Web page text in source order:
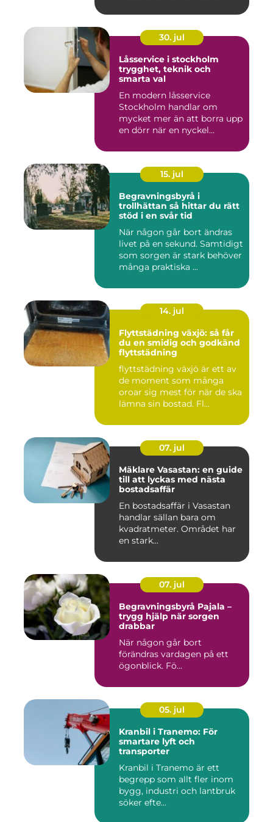
30. jul
Låsservice i stockholm
trygghet, teknik och
smarta val
En modern låsservice
Stockholm handlar om
mycket mer än att borra upp
en dörr när en nyckel
15. jul
Begravningsbyrå i
trollhättan så hittar du rätt
stöd i en svår tid
När någon går bort ändras
livet på en sekund. Samtidigt
som sorgen är stark behöver
många praktiska ...
14. jul
Flyttstädning växjö: så får
du en smidig och godkänd
flyttstädning
flyttstädning växjö är ett av
de moment som många
oroar sig mest för när de ska
lämna sin bostad. Fl...
07. jul
Mäklare Vasastan: en guide
till att lyckas med nästa
bostadsaffär
En bostadsaffär i Vasastan
handlar sällan bara om
kvadratmeter. Området har
en stark...
07. jul
Begravningsbyrå Pajala –
trygg hjälp när sorgen
drabbar
När någon går bort
förändras vardagen på ett
ögonblick. Fö...
05. jul
Kranbil i Tranemo: För
smartare lyft och
transporter
Kranbil i Tranemo är ett
begrepp som allt fler inom
bygg, industri och lantbruk
söker efte...